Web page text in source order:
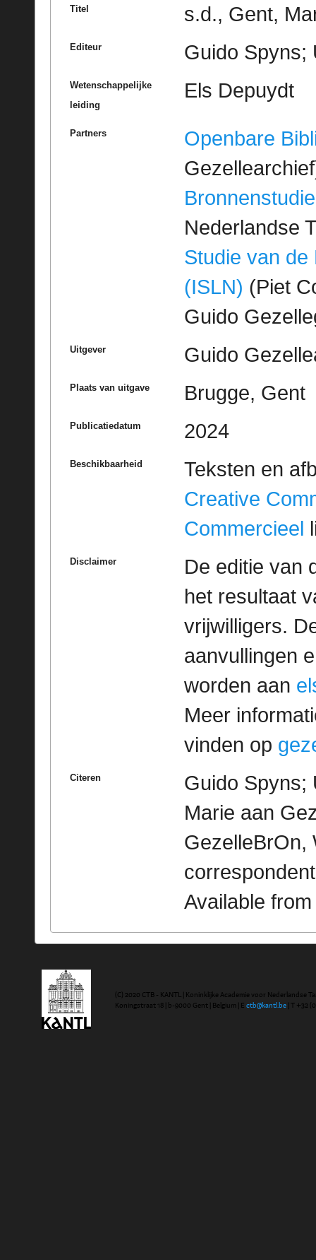
Titel s.d., Gent,
Editeur Guido Spyns;
Wetenschappelijke
leiding
Els Depuydt
Partners
Openbare
Bronnenstudie
Nederlandse
Studie van de
(ISLN) (Piet
Guido
Uitgever Guido
Plaats van uitgave Brugge, Gent
Publicatiedatum 2024
Beschikbaarheid
Teksten en
Creative
Commercieel
Disclaimer
De editie van
het resultaat
vrijwilligers.
aanvullingen
worden aan
Meer
vinden op
Citeren
Guido Spyns;
Marie aan
GezelleBrOn,
Available
(C) 2020 CTB - KANTL | Koninklijke Academie voor Nederlandse
Koningstraat 18 | b-9000 Gent | Belgium | E ctb@kantl.be | T +32